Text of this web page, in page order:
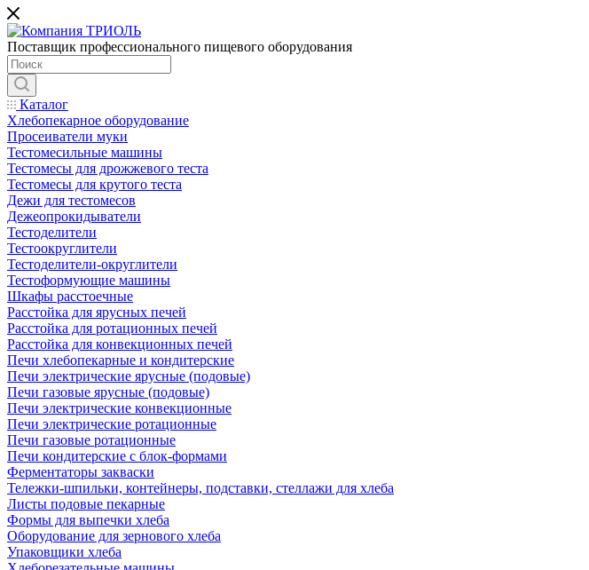
Поставщик профессионального пищевого оборудования
Каталог
Хлебопекарное оборудование
Просеиватели муки
Тестомесильные машины
Тестомесы для дрожжевого теста
Тестомесы для крутого теста
Дежи для тестомесов
Дежеопрокидыватели
Тестоделители
Тестоокруглители
Тестоделители-округлители
Тестоформующие машины
Шкафы расстоечные
Расстойка для ярусных печей
Расстойка для ротационных печей
Расстойка для конвекционных печей
Печи хлебопекарные и кондитерские
Печи электрические ярусные (подовые)
Печи газовые ярусные (подовые)
Печи электрические конвекционные
Печи электрические ротационные
Печи газовые ротационные
Печи кондитерские с блок-формами
Ферментаторы закваски
Тележки-шпильки, контейнеры, подставки, стеллажи для хлеба
Листы подовые пекарные
Формы для выпечки хлеба
Оборудование для зернового хлеба
Упаковщики хлеба